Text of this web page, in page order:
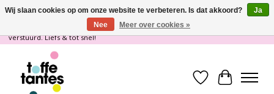
Wij gaan op vakantie! vanaf 4 juli t/m 21 juli worden er geen pakketjes
verstuurd. Liefs & tot snel!
Verlanglijst
Wij slaan cookies op om onze website te verbeteren. Is dat akkoord?
Ja
Nee
Meer over cookies »